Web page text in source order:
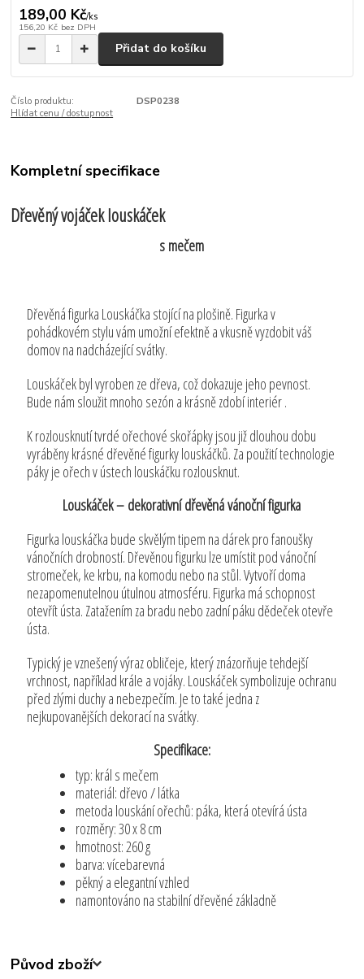
189,00 Kč/ks
156,20 Kč bez DPH
Přidat do košíku
Číslo produktu:
DSP0238
Hlídat cenu / dostupnost
Kompletní specifikace
Dřevěný vojáček louskáček
s mečem
Dřevěná figurka Louskáčka stojící na plošině. Figurka v
pohádkovém stylu vám umožní efektně a vkusně vyzdobit váš
domov na nadcházející svátky.
Louskáček byl vyroben ze dřeva, což dokazuje jeho pevnost.
Bude nám sloužit mnoho sezón a krásně zdobí interiér .
K rozlousknutí tvrdé ořechové skořápky jsou již dlouhou dobu
vyráběny krásné dřevěné figurky louskáčků. Za použití technologie
páky je ořech v ústech louskáčku rozlousknut.
Louskáček – dekorativní dřevěná vánoční figurka
Figurka louskáčka bude skvělým tipem na dárek pro fanoušky
vánočních drobností. Dřevěnou figurku lze umístit pod vánoční
stromeček, ke krbu, na komodu nebo na stůl. Vytvoří doma
nezapomenutelnou útulnou atmosféru. Figurka má schopnost
otevřít ústa. Zatažením za bradu nebo zadní páku dědeček otevře
ústa.
Typický je vznešený výraz obličeje, který znázorňuje tehdejší
vrchnost, například krále a vojáky. Louskáček symbolizuje ochranu
před zlými duchy a nebezpečím. Je to také jedna z
nejkupovanějších dekorací na svátky.
Specifikace:
typ: král s mečem
materiál: dřevo / látka
metoda louskání ořechů: páka, která otevírá ústa
rozměry: 30 x 8 cm
hmotnost: 260 g
barva: vícebarevná
pěkný a elegantní vzhled
namontováno na stabilní dřevěné základně
Původ zboží